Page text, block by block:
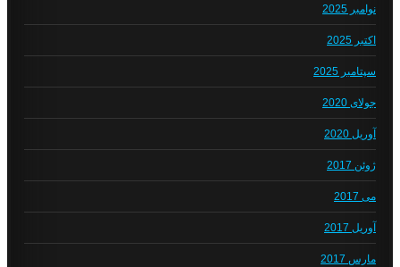
نوامبر 2025
اکتبر 2025
سپتامبر 2025
جولای 2020
آوریل 2020
ژوئن 2017
می 2017
آوریل 2017
مارس 2017